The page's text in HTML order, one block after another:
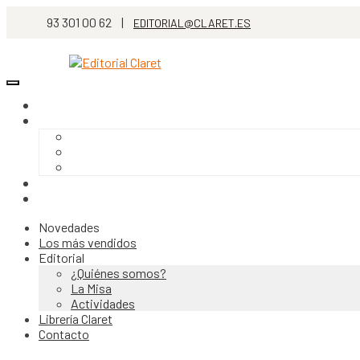
93 301 00 62 | EDITORIAL@CLARET.ES
Novedades
Los más vendidos
Editorial
¿Quiénes somos?
La Misa
Actividades
Librería Claret
Contacto